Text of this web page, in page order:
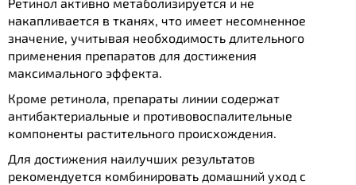
накапливается в тканях, что имеет несомненное
значение, учитывая необходимость длительного
применения препаратов для достижения
максимального эффекта.
Кроме ретинола, препараты линии содержат
антибактериальные и противовоспалительные
компоненты растительного происхождения.
Для достижения наилучших результатов
рекомендуется комбинировать домашний уход с